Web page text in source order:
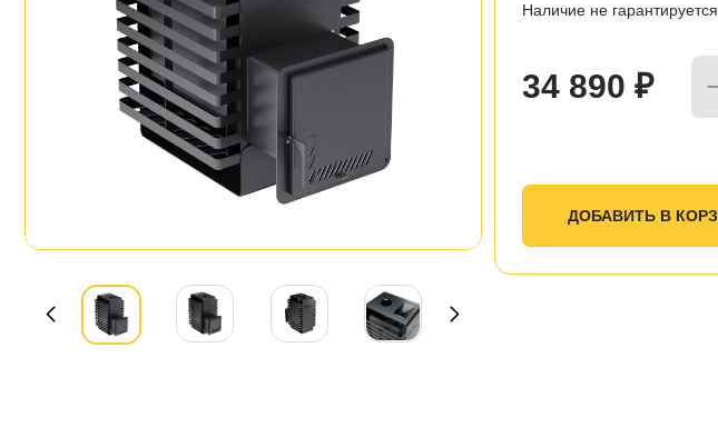
Наличие не гарантируется
34 890 ₽